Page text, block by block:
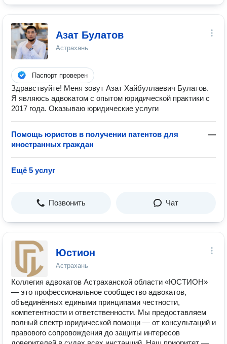
Азат Булатов
Астрахань
Паспорт проверен
Здравствуйте! Меня зовут Азат Хайбуллаевич Булатов.
Я являюсь адвокатом с опытом юридической практики с
2017 года. Оказываю юридические услуги
Помощь юристов в получении патентов для
иностранных граждан
—
Ещё 5 услуг
Позвонить Чат
Юстион
Астрахань
Коллегия адвокатов Астраханской области «ЮСТИОН»
— это профессиональное сообщество адвокатов,
объединённых едиными принципами честности,
компетентности и ответственности. Мы предоставляем
полный спектр юридической помощи — от консультаций и
правового сопровождения до защиты интересов